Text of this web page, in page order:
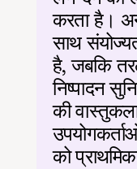
करता है।
साथ
है, जबकि
निष्पादन
की
को